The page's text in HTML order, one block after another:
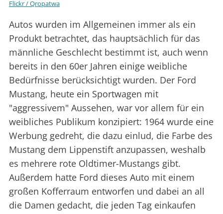
Flickr / Qropatwa
Autos wurden im Allgemeinen immer als ein
Produkt betrachtet, das hauptsächlich für das
männliche Geschlecht bestimmt ist, auch wenn
bereits in den 60er Jahren einige weibliche
Bedürfnisse berücksichtigt wurden. Der Ford
Mustang, heute ein Sportwagen mit
"aggressivem" Aussehen, war vor allem für ein
weibliches Publikum konzipiert: 1964 wurde eine
Werbung gedreht, die dazu einlud, die Farbe des
Mustang dem Lippenstift anzupassen, weshalb
es mehrere rote Oldtimer-Mustangs gibt.
Außerdem hatte Ford dieses Auto mit einem
großen Kofferraum entworfen und dabei an all
die Damen gedacht, die jeden Tag einkaufen